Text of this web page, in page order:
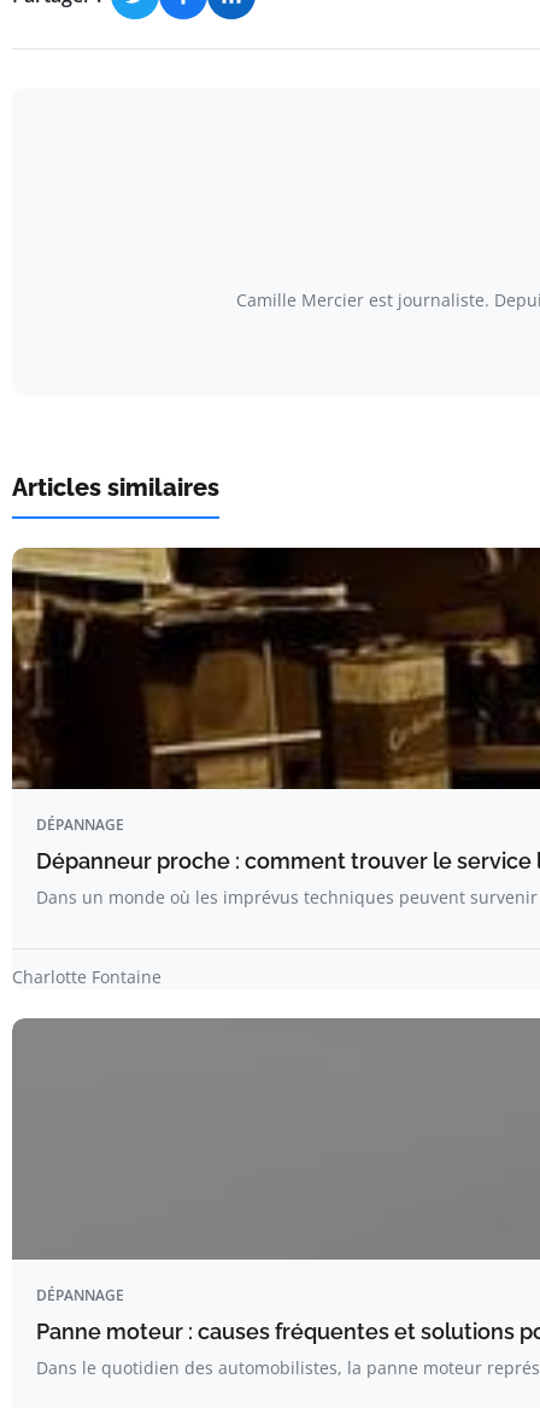
Camille Mercier est journaliste.
Articles similaires
DÉPANNAGE
Dépanneur proche : comment trouver le service
Dans un monde où les imprévus techniques peuvent
Charlotte Fontaine
DÉPANNAGE
Panne moteur : causes fréquentes et solutions
Dans le quotidien des automobilistes, la panne moteur